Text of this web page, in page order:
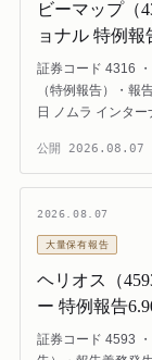
ビーマップ（
ョナル 特例報
証券コード 4316
（特例報告）・報
日 ノムラ インター
公開 2026.08.07
2026.08.07
大量保有報告
ヘリオス（
ー 特例報告
証券コード 4593